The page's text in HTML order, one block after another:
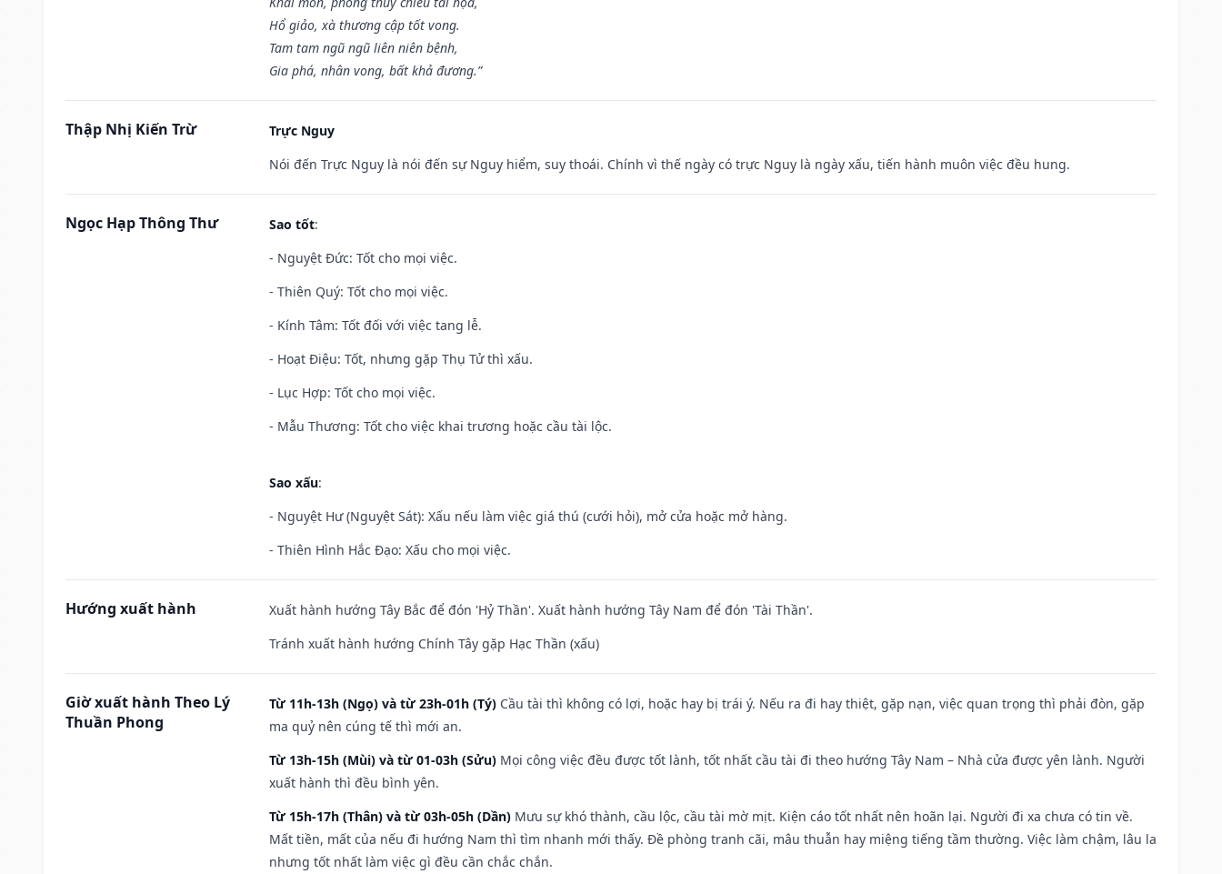
Hổ giảo, xà thương cập tốt vong.
Tam tam ngũ ngũ liên niên bệnh,
Gia phá, nhân vong, bất khả đương.”
Thập Nhị Kiến Trừ
Trực Nguy
Nói đến Trực Nguy là nói đến sự Nguy hiểm, suy thoái. Chính vì thế ngày có trực Nguy là ngày xấu, tiến hành muôn việc đều hung.
Ngọc Hạp Thông Thư Sao tốt:
- Nguyệt Đức: Tốt cho mọi việc.
- Thiên Quý: Tốt cho mọi việc.
- Kính Tâm: Tốt đối với việc tang lễ.
- Hoạt Điệu: Tốt, nhưng gặp Thụ Tử thì xấu.
- Lục Hợp: Tốt cho mọi việc.
- Mẫu Thương: Tốt cho việc khai trương hoặc cầu tài lộc.
Sao xấu:
- Nguyệt Hư (Nguyệt Sát): Xấu nếu làm việc giá thú (cưới hỏi), mở cửa hoặc mở hàng.
- Thiên Hình Hắc Đạo: Xấu cho mọi việc.
Hướng xuất hành
Xuất hành hướng Tây Bắc để đón 'Hỷ Thần'. Xuất hành hướng Tây Nam để đón 'Tài Thần'.
Tránh xuất hành hướng Chính Tây gặp Hạc Thần (xấu)
Giờ xuất hành Theo Lý
Thuần Phong
Từ 11h-13h (Ngọ) và từ 23h-01h (Tý) Cầu tài thì không có lợi, hoặc hay bị trái ý. Nếu ra đi hay thiệt, gặp nạn, việc quan trọng thì phải đòn, gặp
ma quỷ nên cúng tế thì mới an.
Từ 13h-15h (Mùi) và từ 01-03h (Sửu) Mọi công việc đều được tốt lành, tốt nhất cầu tài đi theo hướng Tây Nam – Nhà cửa được yên lành. Người
xuất hành thì đều bình yên.
Từ 15h-17h (Thân) và từ 03h-05h (Dần) Mưu sự khó thành, cầu lộc, cầu tài mờ mịt. Kiện cáo tốt nhất nên hoãn lại. Người đi xa chưa có tin về.
Mất tiền, mất của nếu đi hướng Nam thì tìm nhanh mới thấy. Đề phòng tranh cãi, mâu thuẫn hay miệng tiếng tầm thường. Việc làm chậm, lâu la
nhưng tốt nhất làm việc gì đều cần chắc chắn.